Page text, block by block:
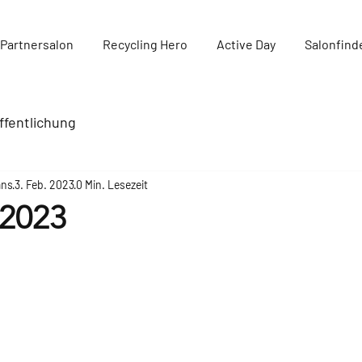
Partnersalon Recycling Hero Active Day
3. Feb. 20230 Min. Lesezeit